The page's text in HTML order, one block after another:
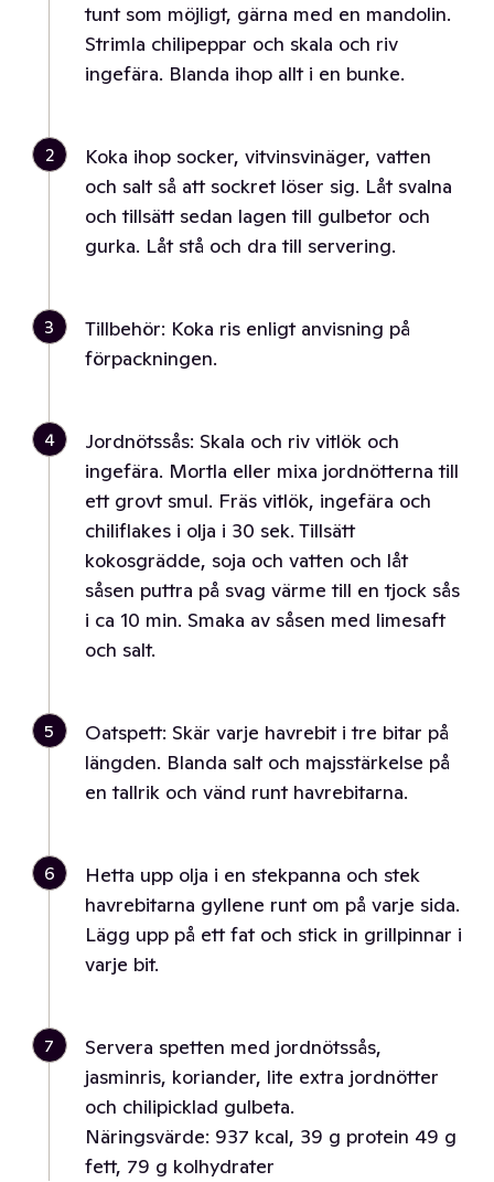
tunt som möjligt, gärna med en mandolin.
Strimla chilipeppar och skala och riv
ingefära. Blanda ihop allt i en bunke.
2
Koka ihop socker, vitvinsvinäger, vatten
och salt så att sockret löser sig. Låt svalna
och tillsätt sedan lagen till gulbetor och
gurka. Låt stå och dra till servering.
3
Tillbehör: Koka ris enligt anvisning på
förpackningen.
4
Jordnötssås: Skala och riv vitlök och
ingefära. Mortla eller mixa jordnötterna till
ett grovt smul. Fräs vitlök, ingefära och
chiliflakes i olja i 30 sek. Tillsätt
kokosgrädde, soja och vatten och låt
såsen puttra på svag värme till en tjock sås
i ca 10 min. Smaka av såsen med limesaft
och salt.
5
Oatspett: Skär varje havrebit i tre bitar på
längden. Blanda salt och majsstärkelse på
en tallrik och vänd runt havrebitarna.
6
Hetta upp olja i en stekpanna och stek
havrebitarna gyllene runt om på varje sida.
Lägg upp på ett fat och stick in grillpinnar i
varje bit.
7
Servera spetten med jordnötssås,
jasminris, koriander, lite extra jordnötter
och chilipicklad gulbeta.
Näringsvärde: 937 kcal, 39 g protein 49 g
fett, 79 g kolhydrater